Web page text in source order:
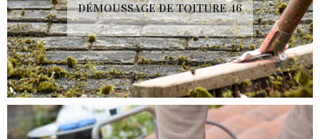
DÉMOUSSAGE DE TOITURE 46